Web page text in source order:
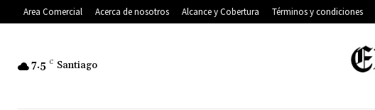
Area Comercial Acerca de nosotros Alcance y Cobertura Términos y condiciones
7.5 C Santiago